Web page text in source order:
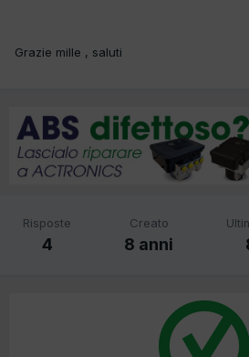
Grazie mille , saluti
Risposte
4
Creato
8 anni